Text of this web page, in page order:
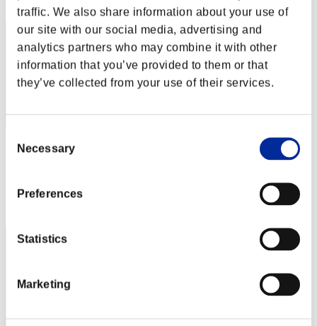
traffic. We also share information about your use of
our site with our social media, advertising and
analytics partners who may combine it with other
information that you’ve provided to them or that
they’ve collected from your use of their services.
Selection
Necessary
Preferences
Statistics
Marketing
Rufio
Posición